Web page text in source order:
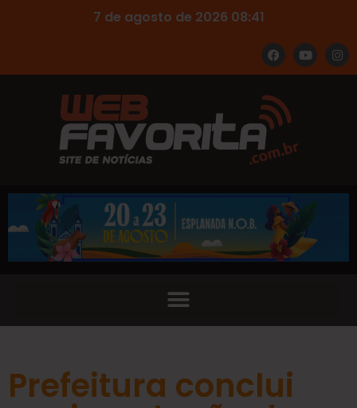
7 de agosto de 2026 08:41
Prefeitura conclui